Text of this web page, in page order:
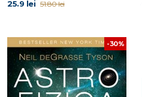
25.9 lei 51.80 lei
-30%